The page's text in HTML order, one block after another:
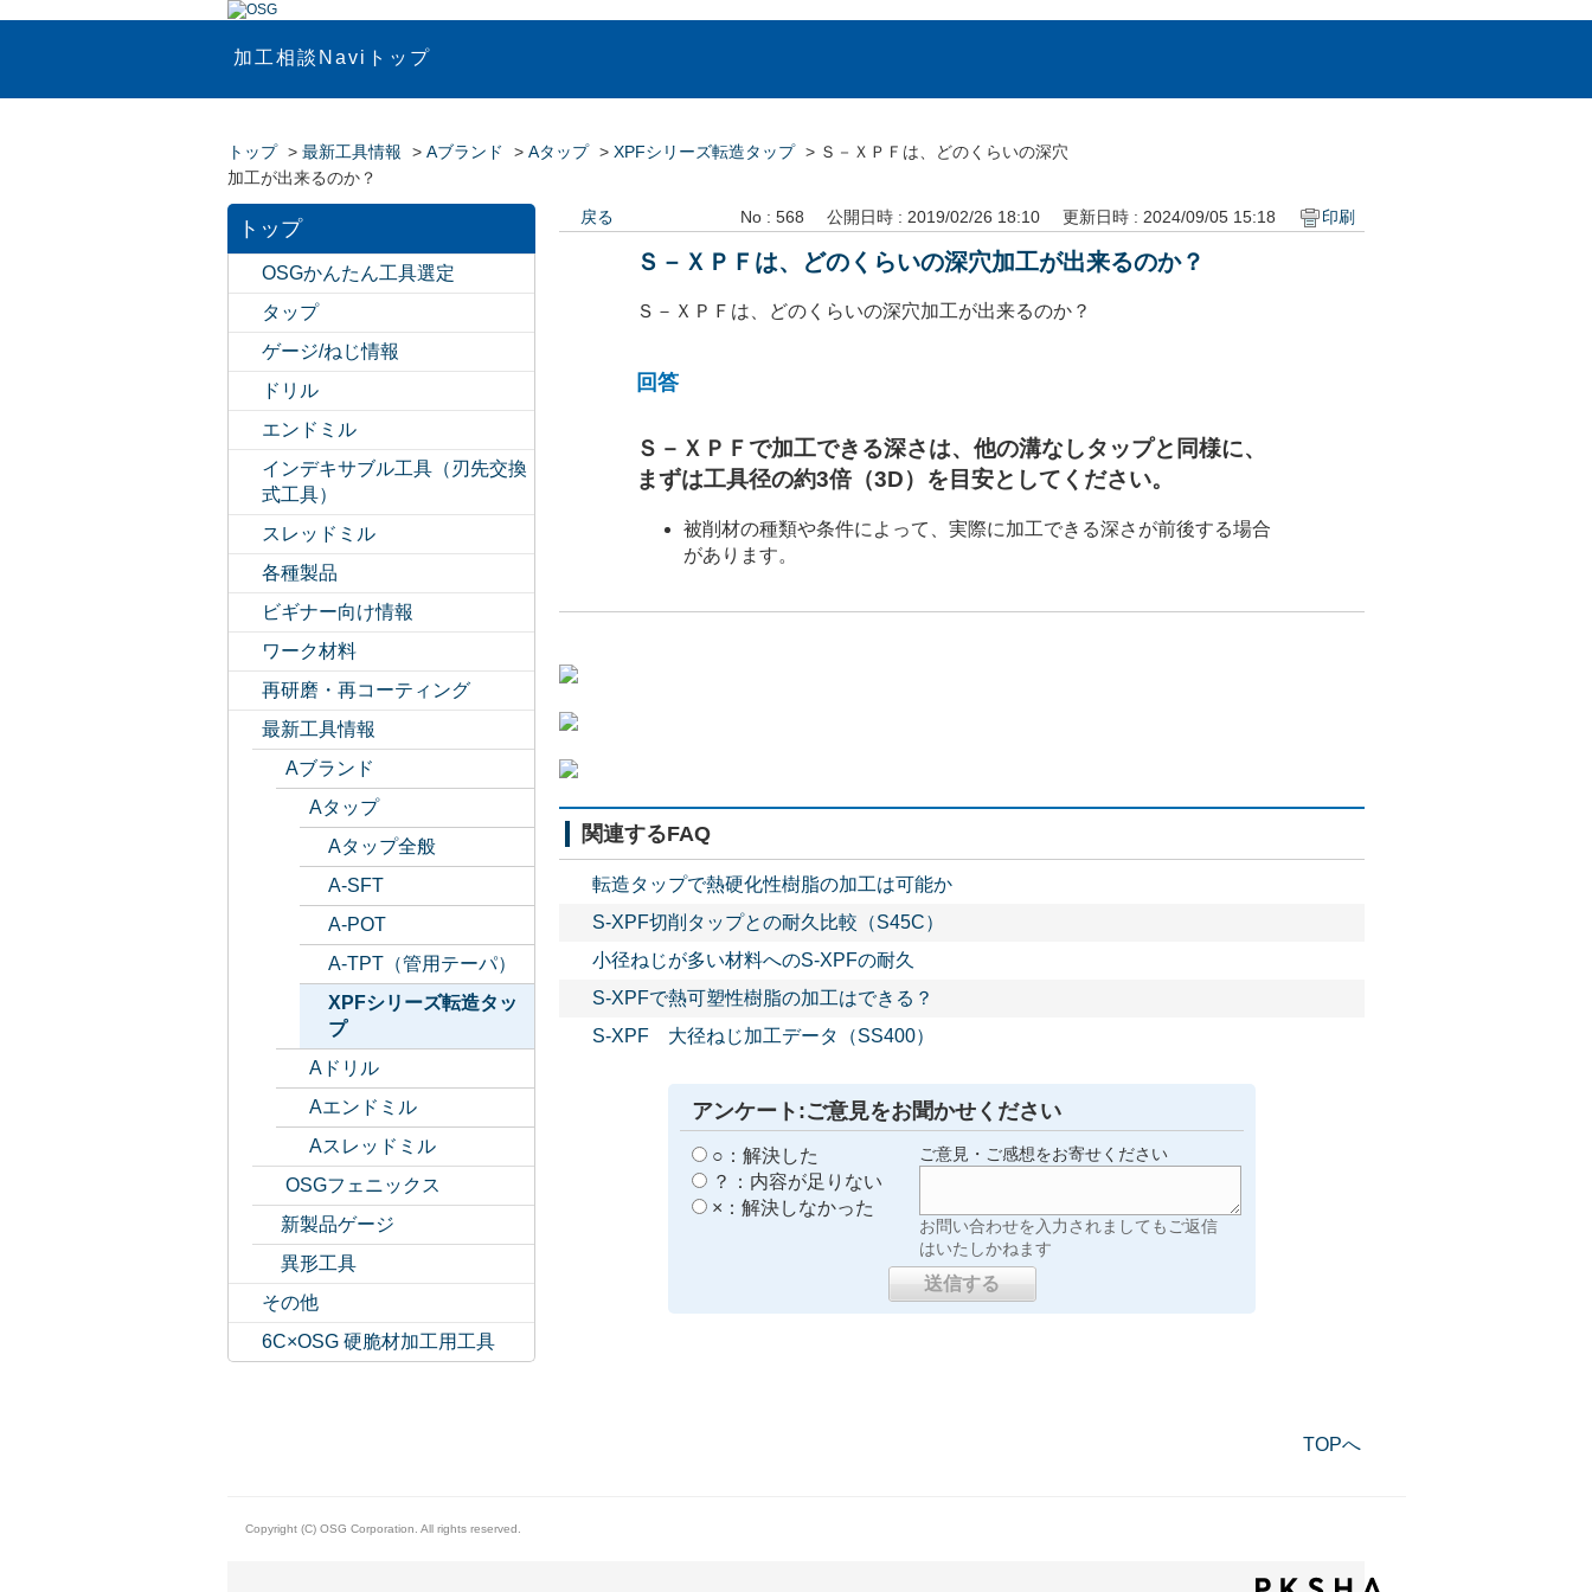
加工相談Naviトップ
トップ > 最新工具情報 > Aブランド > Aタップ > XPFシリーズ転造タップ > Ｓ－ＸＰＦは、どのくらいの深穴
加工が出来るのか？
トップ
OSGかんたん工具選定
タップ
ゲージ/ねじ情報
ドリル
エンドミル
インデキサブル工具（刃先交換
式工具）
スレッドミル
各種製品
ビギナー向け情報
ワーク材料
再研磨・再コーティング
最新工具情報
Aブランド
Aタップ
Aタップ全般
A-SFT
A-POT
A-TPT（管用テーパ）
XPFシリーズ転造タッ
プ
Aドリル
Aエンドミル
Aスレッドミル
OSGフェニックス
新製品ゲージ
異形工具
その他
6C×OSG 硬脆材加工用工具
戻る No : 568 公開日時 : 2019/02/26 18:10 更新日時 : 2024/09/05 15:18 印刷
Ｓ－ＸＰＦは、どのくらいの深穴加工が出来るのか？
Ｓ－ＸＰＦは、どのくらいの深穴加工が出来るのか？
回答
Ｓ－ＸＰＦで加工できる深さは、他の溝なしタップと同様に、
まずは工具径の約3倍（3D）を目安としてください。
被削材の種類や条件によって、実際に加工できる深さが前後する場合
があります。
関連するFAQ
転造タップで熱硬化性樹脂の加工は可能か
S-XPF切削タップとの耐久比較（S45C）
小径ねじが多い材料へのS-XPFの耐久
S-XPFで熱可塑性樹脂の加工はできる？
S-XPF 大径ねじ加工データ（SS400）
アンケート:ご意見をお聞かせください
○：解決した
？：内容が足りない
×：解決しなかった
ご意見・ご感想をお寄せください
お問い合わせを入力されましてもご返信
はいたしかねます
TOPへ
Copyright (C) OSG Corporation. All rights reserved.